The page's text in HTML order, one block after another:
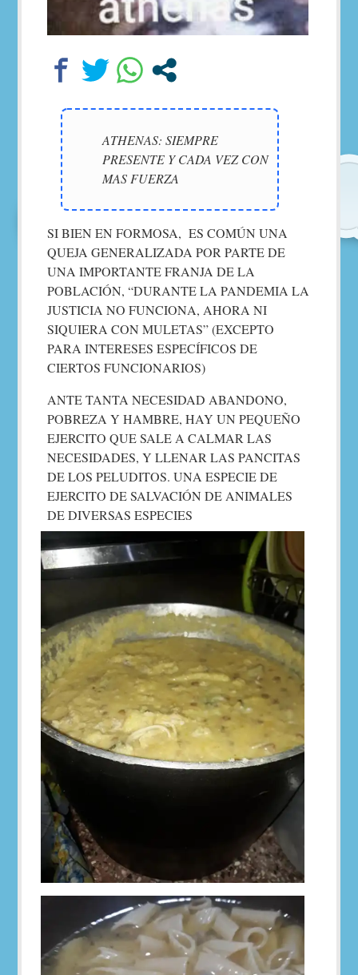
ATHENAS: SIEMPRE
PRESENTE Y CADA VEZ CON
MAS FUERZA
SI BIEN EN FORMOSA, ES COMÚN UNA
QUEJA GENERALIZADA POR PARTE DE
UNA IMPORTANTE FRANJA DE LA
POBLACIÓN, “DURANTE LA PANDEMIA LA
JUSTICIA NO FUNCIONA, AHORA NI
SIQUIERA CON MULETAS” (EXCEPTO
PARA INTERESES ESPECÍFICOS DE
CIERTOS FUNCIONARIOS)
ANTE TANTA NECESIDAD ABANDONO,
POBREZA Y HAMBRE, HAY UN PEQUEÑO
EJERCITO QUE SALE A CALMAR LAS
NECESIDADES, Y LLENAR LAS PANCITAS
DE LOS PELUDITOS. UNA ESPECIE DE
EJERCITO DE SALVACIÓN DE ANIMALES
DE DIVERSAS ESPECIES